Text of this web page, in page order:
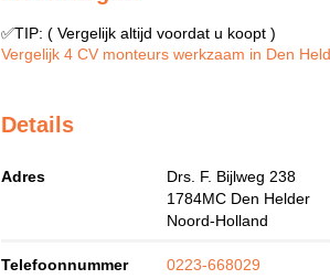
✅TIP: ( Vergelijk altijd voordat u koopt )
Vergelijk 4 CV monteurs werkzaam in Den
Details
Adres
Drs. F. Bijlweg 238
1784MC Den Helder
Noord-Holland
Telefoonnummer 0223-668029